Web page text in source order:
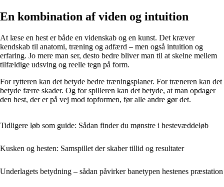
En kombination af viden og intuition
At læse en hest er både en videnskab og en kunst. Det kræver
kendskab til anatomi, træning og adfærd – men også intuition og
erfaring. Jo mere man ser, desto bedre bliver man til at skelne mellem
tilfældige udsving og reelle tegn på form.
For rytteren kan det betyde bedre træningsplaner. For træneren kan det
betyde færre skader. Og for spilleren kan det betyde, at man opdager
den hest, der er på vej mod topformen, før alle andre gør det.
Tidligere løb som guide: Sådan finder du mønstre i hestevæddeløb
Kusken og hesten: Samspillet der skaber tillid og resultater
Underlagets betydning – sådan påvirker banetypen hestenes præstation